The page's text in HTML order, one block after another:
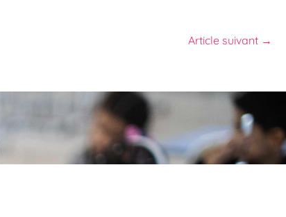
Article suivant →